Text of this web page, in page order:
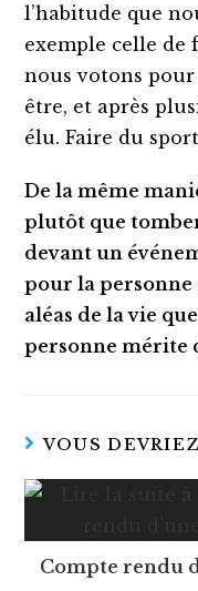
l’habitude que
exemple celle de
nous votons
être, et après
élu. Faire du
De la même
plutôt que
devant un
pour la personne
aléas de la vie
personne mérite
VOUS
Compte rendu